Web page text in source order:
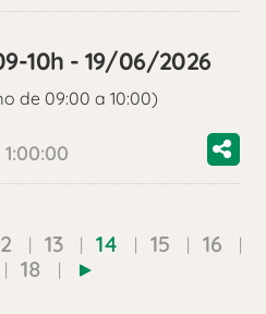
10h - 19/06/2026
de 09:00 a 10:00)
13 14 15
16
18